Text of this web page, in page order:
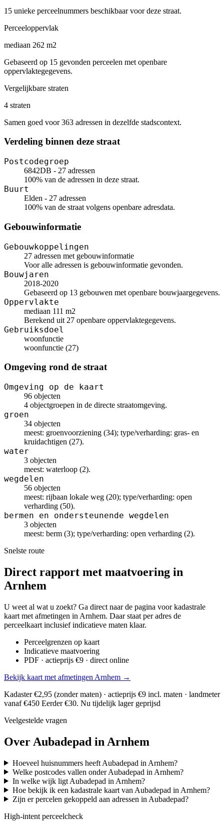
15 unieke perceelnummers beschikbaar voor deze straat.
Perceeloppervlak
mediaan 262 m2
Gebaseerd op 15 gevonden perceelen met openbare
oppervlaktegegevens.
Vergelijkbare straten
4 straten
Samen goed voor 363 adressen in dezelfde stadscontext.
Verdeling binnen deze straat
Postcodegroep
6842DB - 27 adressen
100% van de adressen in deze straat.
Buurt
Elden - 27 adressen
100% van de straat volgens openbare adresdata.
Gebouwinformatie
Gebouwkoppelingen
27 adressen met gebouwinformatie
Voor alle adressen is gebouwinformatie gevonden.
Bouwjaren
2018-2020
Gebaseerd op 13 gebouwen met openbare bouwjaargegevens.
Oppervlakte
mediaan 111 m2
Berekend uit 27 openbare oppervlaktegegevens.
Gebruiksdoel
woonfunctie
woonfunctie (27)
Omgeving rond de straat
Omgeving op de kaart
96 objecten
4 objectgroepen in de directe straatomgeving.
groen
34 objecten
meest: groenvoorziening (34); type/verharding: gras- en
kruidachtigen (27).
water
3 objecten
meest: waterloop (2).
wegdelen
56 objecten
meest: rijbaan lokale weg (20); type/verharding: open
verharding (50).
bermen en ondersteunende wegdelen
3 objecten
meest: berm (3); type/verharding: open verharding (2).
Snelste route
Direct rapport met maatvoering in
Arnhem
U weet al wat u zoekt? Ga direct naar de pagina voor kadastrale
kaart met afmetingen in Arnhem. Daar staat per adres de
perceelkaart inclusief indicatieve maten klaar.
Perceelgrenzen op kaart
Indicatieve maatvoering
PDF · actieprijs €9 · direct online
Bekijk kaart met afmetingen Arnhem →
Kadaster €2,95 (zonder maten) · actieprijs €9 incl. maten · landmeter
vanaf €450 Eerder €30. Nu tijdelijk lager geprijsd
Veelgestelde vragen
Over Aubadepad in Arnhem
Hoeveel huisnummers heeft Aubadepad in Arnhem?
Welke postcodes vallen onder Aubadepad in Arnhem?
In welke wijk ligt Aubadepad in Arnhem?
Hoe bekijk ik een kadastrale kaart van Aubadepad in Arnhem?
Zijn er percelen gekoppeld aan adressen in Aubadepad?
High-intent perceelcheck